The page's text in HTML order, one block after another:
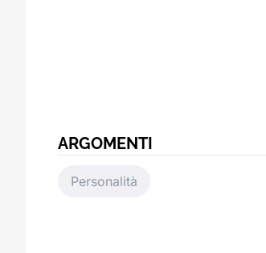
ARGOMENTI
Personalità